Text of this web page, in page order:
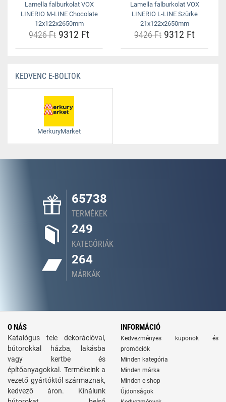
Lamella falburkolat VOX
LINERIO M-LINE Chocolate
12x122x2650mm
9426 Ft 9312 Ft
Lamella falburkolat VOX
LINERIO L-LINE Szürke
21x122x2650mm
9426 Ft 9312 Ft
KEDVENC E-BOLTOK
MerkuryMarket
65738
TERMÉKEK
249
KATEGÓRIÁK
264
MÁRKÁK
O NÁS
Katalógus tele dekorációval,
bútorokkal házba, lakásba
vagy kertbe és
építőanyagokkal. Termékeink a
vezető gyártóktól származnak,
kedvező áron. Kínálunk
INFORMÁCIÓ
Kedvezményes kuponok és
promóciók
Minden kategória
Minden márka
Minden e-shop
Újdonságok